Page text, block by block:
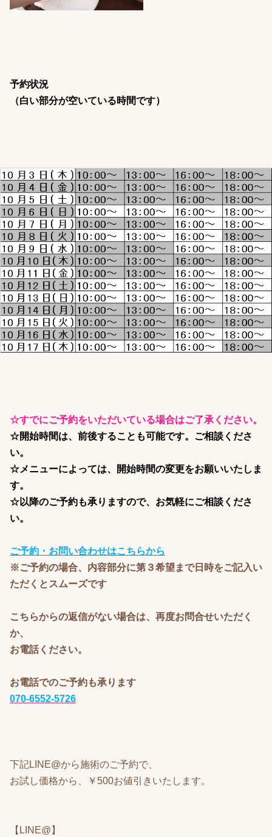
予約状況
（白い部分が空いている時間です）
☆すでにご予約をいただいている場合はご了承ください。
☆開始時間は、前後することも可能です。ご相談くださ
い。
☆メニューによっては、開始時間の変更をお願いいたしま
す。
☆以降のご予約も承りますので、お気軽にご相談くださ
い。
ご予約・お問い合わせはこちらから
※ご予約の場合、内容部分に第３希望まで日時をご記入い
ただくとスムーズです
こちらからの返信がない場合は、再度お問合せいただく
か、
お電話ください。
お電話でのご予約も承ります
070-6552-5726
下記LINE@から施術のご予約で、
お試し価格から、￥500お値引きいたします。
【LINE@】